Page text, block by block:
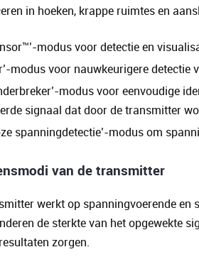
in hoeken, krappe ruimtes en
modus voor detectie en
modus voor nauwkeurigere detectie
modus voor eenvoudige
signaal dat door de transmitter
spanningdetectie’-modus om
van de transmitter
werkt op spanningvoerende en
de sterkte van het opgewekte
zorgen.